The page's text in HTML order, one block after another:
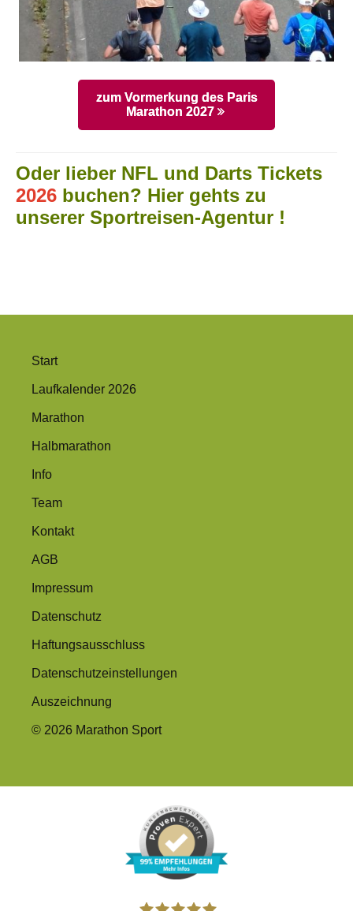
zum Vormerkung des Paris
Marathon 2027
Oder lieber NFL und Darts Tickets
2026 buchen? Hier gehts zu
unserer Sportreisen-Agentur !
Start
Laufkalender 2026
Marathon
Halbmarathon
Info
Team
Kontakt
AGB
Impressum
Datenschutz
Haftungsausschluss
Datenschutzeinstellungen
Auszeichnung
© 2026 Marathon Sport